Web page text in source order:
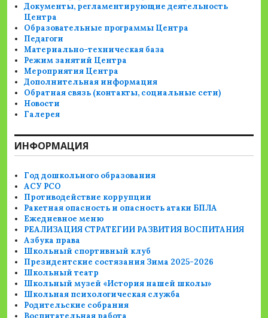
Документы, регламентирующие деятельность
Центра
Образовательные программы Центра
Педагоги
Материально-техническая база
Режим занятий Центра
Мероприятия Центра
Дополнительная информация
Обратная связь (контакты, социальные сети)
Новости
Галерея
ИНФОРМАЦИЯ
Год дошкольного образования
АСУ РСО
Противодействие коррупции
Ракетная опасность и опасность атаки БПЛА
Ежедневное меню
РЕАЛИЗАЦИЯ СТРАТЕГИИ РАЗВИТИЯ ВОСПИТАНИЯ
Азбука права
Школьный спортивный клуб
Президентские состязания Зима 2025-2026
Школьный театр
Школьный музей «История нашей школы»
Школьная психологическая служба
Родительские собрания
Воспитательная работа